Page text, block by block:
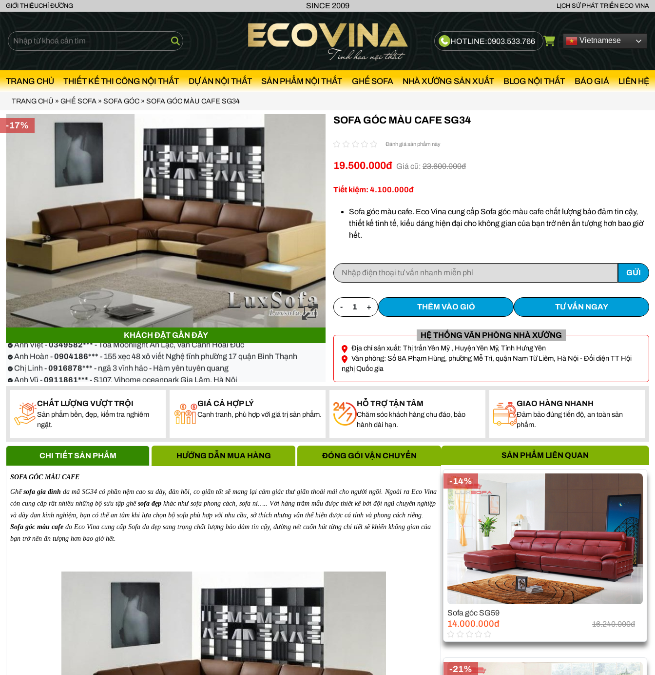
GIỚI THIỆUCHỈ ĐƯỜNG SINCE 2009 LỊCH SỬ PHÁT TRIỂN ECO VINA
HOTLINE:0903.533.766 Vietnamese
TRANG CHỦ THIẾT KẾ THI CÔNG NỘI THẤT DỰ ÁN NỘI THẤT SẢN PHẨM NỘI THẤT GHẾ SOFA NHÀ XƯỞNG SẢN XUẤT BLOG NỘI THẤT BÁO GIÁ LIÊN HỆ
TRANG CHỦ » GHẾ SOFA » SOFA GÓC » SOFA GÓC MÀU CAFE SG34
-17%
KHÁCH ĐẶT GẦN ĐÂY
Anh Thiện - 0929090***- 23 Mẹ Thứ - Hòa Xuân - Cẩm Lệ - Đà Nẵng
Chị Hoa -0988068***
- 56 Nguyễn Khang, Cầu Giấy
- Toà Moonlight An Lạc, Vân Canh Hoài Đức
Anh Hoàn -0904186***- 155 xẹc 48 xô viết Nghệ tĩnh phường 17 quận Bình Thạnh
Chị Linh - 0916878***
- ngã 3 vĩnh hảo - Hàm yên tuyên quang
Anh Vũ - 0911861***- S107, Vihome oceanpark Gia Lâm, Hà Nội
Anh Thiện -0929090***- 23 Mẹ Thứ - Hòa Xuân - Cẩm Lệ - Đà Nẵng
Chị Hoa -0988068***- 56 Nguyễn Khang, Cầu Giấy
Anh Việt -0349582***- Toà Moonlight An Lạc, Vân Canh Hoài Đức
Anh Hoàn -0904186*** - 155 xẹc 48 xô viết Nghệ tĩnh phường 17 quận Bình Thạnh
Chị Linh -0916878***
Anh Vũ -0911861***- S107, Vihome oceanpark Gia Lâm, Hà Nội
SOFA GÓC MÀU CAFE SG34
Đánh giá sản phẩm này
19.500.000đ Giá cũ: 23.600.000đ
Tiết kiệm: 4.100.000đ
Sofa góc màu cafe. Eco Vina cung cấp Sofa góc màu cafe chất lượng bảo đảm tin cậy,
thiết kế tinh tế, kiểu dáng hiện đại cho không gian của bạn trở nên ấn tượng hơn bao giờ
hết.
- + THÊM VÀO GIỎ TƯ VẤN NGAY
HỆ THỐNG VĂN PHÒNG NHÀ XƯỞNG
Địa chỉ sản xuất: Thị trấn Yên Mỹ , Huyện Yên Mỹ, Tỉnh Hưng Yên
Văn phòng: Số 8A Phạm Hùng, phường Mễ Trì, quận Nam Từ Liêm, Hà Nội - Đối diện TT Hội
nghị Quốc gia
CHẤT LƯỢNG VƯỢT TRỘI
Sản phẩm bền, đẹp, kiểm tra nghiêm
ngặt.
GIÁ CẢ HỢP LÝ
Cạnh tranh, phù hợp với giá trị sản phẩm.
HỖ TRỢ TẬN TÂM
Chăm sóc khách hàng chu đáo, bảo
hành dài hạn.
GIAO HÀNG NHANH
Đảm bảo đúng tiến độ, an toàn sản
phẩm.
CHI TIẾT SẢN PHẨM HƯỚNG DẪN MUA HÀNG ĐÓNG GÓI VẬN CHUYỂN
SOFA GÓC MÀU CAFE
Ghếsofa gia đình da mã SG34 có phần nệm cao su dày, đàn hồi, co giãn tốt sẽ mang lại cảm giác thư giãn thoải mái cho người ngồi. Ngoài ra Eco Vina
còn cung cấp rất nhiều những bộ sưu tập ghếsofa đẹp khác như sofa phong cách, sofa nỉ….. Với hàng trăm mẫu được thiết kế bởi đội ngũ chuyên nghiệp
và dày dạn kinh nghiệm, bạn có thể an tâm khi lựa chọn bộ sofa phù hợp với nhu cầu, sở thích nhưng vẫn thể hiện được cá tính và phong cách riêng.
Sofa góc màu cafe do Eco Vina cung cấp Sofa da đẹp sang trọng chất lượng bảo đảm tin cậy, đường nét cuốn hút từng chi tiết sẽ khiến không gian của
bạn trở nên ấn tượng hơn bao giờ hết.
SẢN PHẨM LIÊN QUAN
Sofa góc SG59
14.000.000đ 16.240.000đ
-14%
-21%